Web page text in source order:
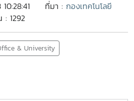
ที่มา : กองเทคโนโลยี
: 1292
& University